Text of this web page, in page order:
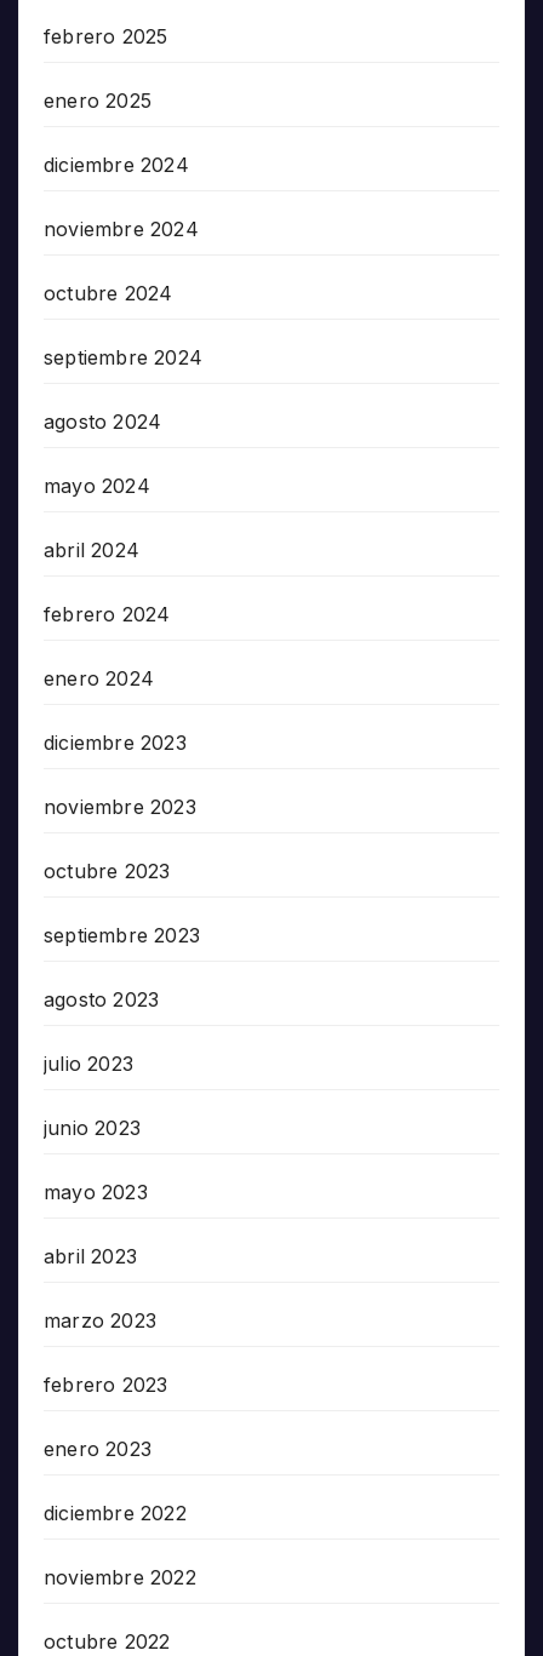
febrero 2025
enero 2025
diciembre 2024
noviembre 2024
octubre 2024
septiembre 2024
agosto 2024
mayo 2024
abril 2024
febrero 2024
enero 2024
diciembre 2023
noviembre 2023
octubre 2023
septiembre 2023
agosto 2023
julio 2023
junio 2023
mayo 2023
abril 2023
marzo 2023
febrero 2023
enero 2023
diciembre 2022
noviembre 2022
octubre 2022